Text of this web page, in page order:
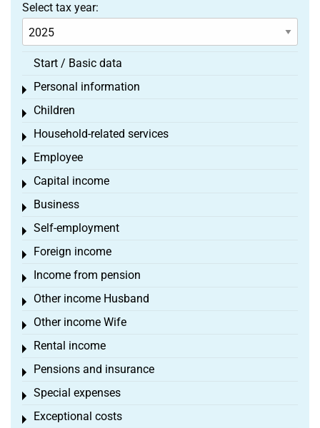
Select tax year:
Start / Basic data
Personal information
Toggle menu
Children
Toggle menu
Household-related services
Toggle menu
Employee
Toggle menu
Capital income
Toggle menu
Business
Toggle menu
Self-employment
Toggle menu
Foreign income
Toggle menu
Income from pension
Toggle menu
Other income Husband
Toggle menu
Other income Wife
Toggle menu
Rental income
Toggle menu
Pensions and insurance
Toggle menu
Special expenses
Toggle menu
Exceptional costs
Toggle menu